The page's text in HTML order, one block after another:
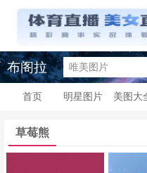
布阁拉
首页 明星图片 美图大
草莓熊